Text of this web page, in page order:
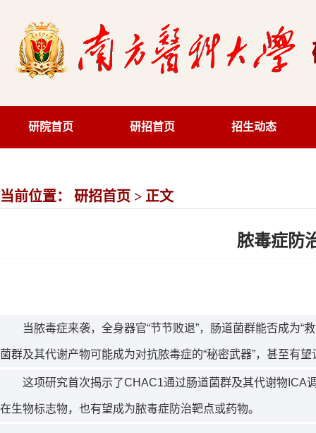
研院首页 研招首页 招生动态
当前位置： 研招首页 > 正文
脓毒症防
当脓毒症来袭，全身器官“节节败退”，肠道菌群能否成为
菌群及其代谢产物可能成为对抗脓毒症的“秘密武器”，甚至有
这项研究首次揭示了CHAC1通过肠道菌群及其代谢物ICA
在生物标志物，也有望成为脓毒症防治靶点或药物。